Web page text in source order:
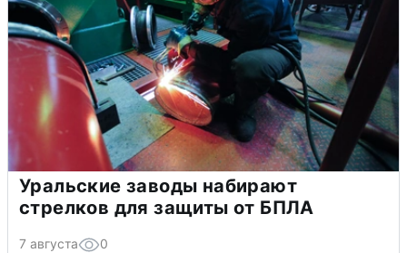
Уральские заводы набирают
стрелков для защиты от БПЛА
7 августа 0